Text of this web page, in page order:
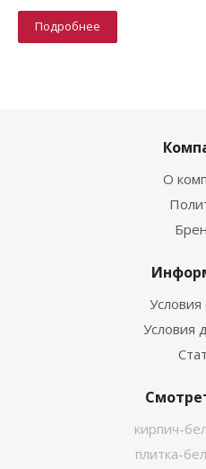
Подробнее
О
Условия
Условия
кирпич-
плитка-